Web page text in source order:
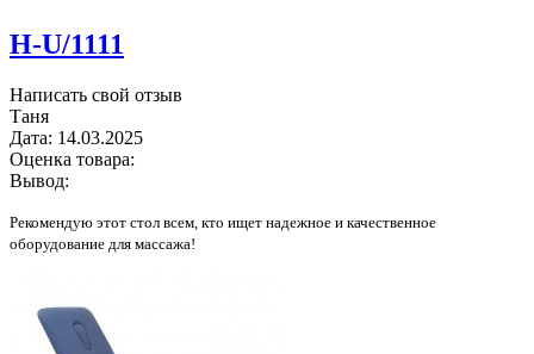
H-U/1111
Написать свой отзыв
Таня
Дата: 14.03.2025
Оценка товара:
Вывод:
Рекомендую этот стол всем, кто ищет надежное и качественное
оборудование для массажа!